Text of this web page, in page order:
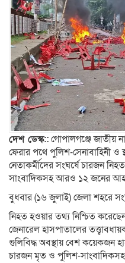
দেশ ডেস্ক::গোপালগঞ্জে জাতীয়
ফেরার পথে পুলিশ-সেনাবাহিনী ও
নেতাকর্মীদের সংঘর্ষে চারজন
সাংবাদিকসহ আরও ১২ জনের
বুধবার (১৬ জুলাই) জেলা শহরে
নিহত হওয়ার তথ্য নিশ্চিত
জেনারেল হাসপাতালের
গুলিবিদ্ধ অবস্থায় বেশ কয়েকজন
চারজন মৃত ও পুলিশ-